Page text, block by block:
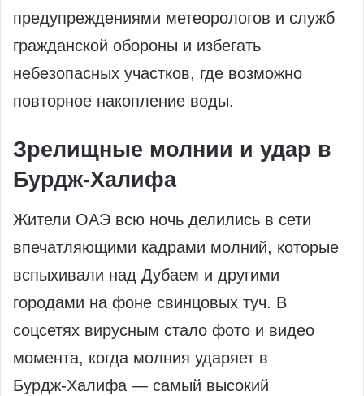
предупреждениями метеорологов и служб
гражданской обороны и избегать
небезопасных участков, где возможно
повторное накопление воды.
Зрелищные молнии и удар в
Бурдж‑Халифа
Жители ОАЭ всю ночь делились в сети
впечатляющими кадрами молний, которые
вспыхивали над Дубаем и другими
городами на фоне свинцовых туч. В
соцсетях вирусным стало фото и видео
момента, когда молния ударяет в
Бурдж‑Халифа — самый высокий